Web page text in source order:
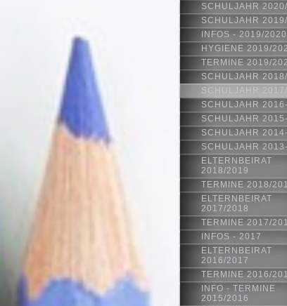
SCHULJAHR
SCHULJAHR
INFOS - 2019/2020
HYGIENE 2019/
TERMINE 2019/
SCHULJAHR
SCHULJAHR
SCHULJAHR
SCHULJAHR
SCHULJAHR
SCHULJAHR
ELTERNBEIRAT
2018/2019
TERMINE 2018/
ELTERNBEIRAT
2017/2018
TERMINE 2017/
INFOS - 2017
ELTERNBEIRAT
2016/2017
TERMINE 2016/
INFO - TERMINE
2015/2016